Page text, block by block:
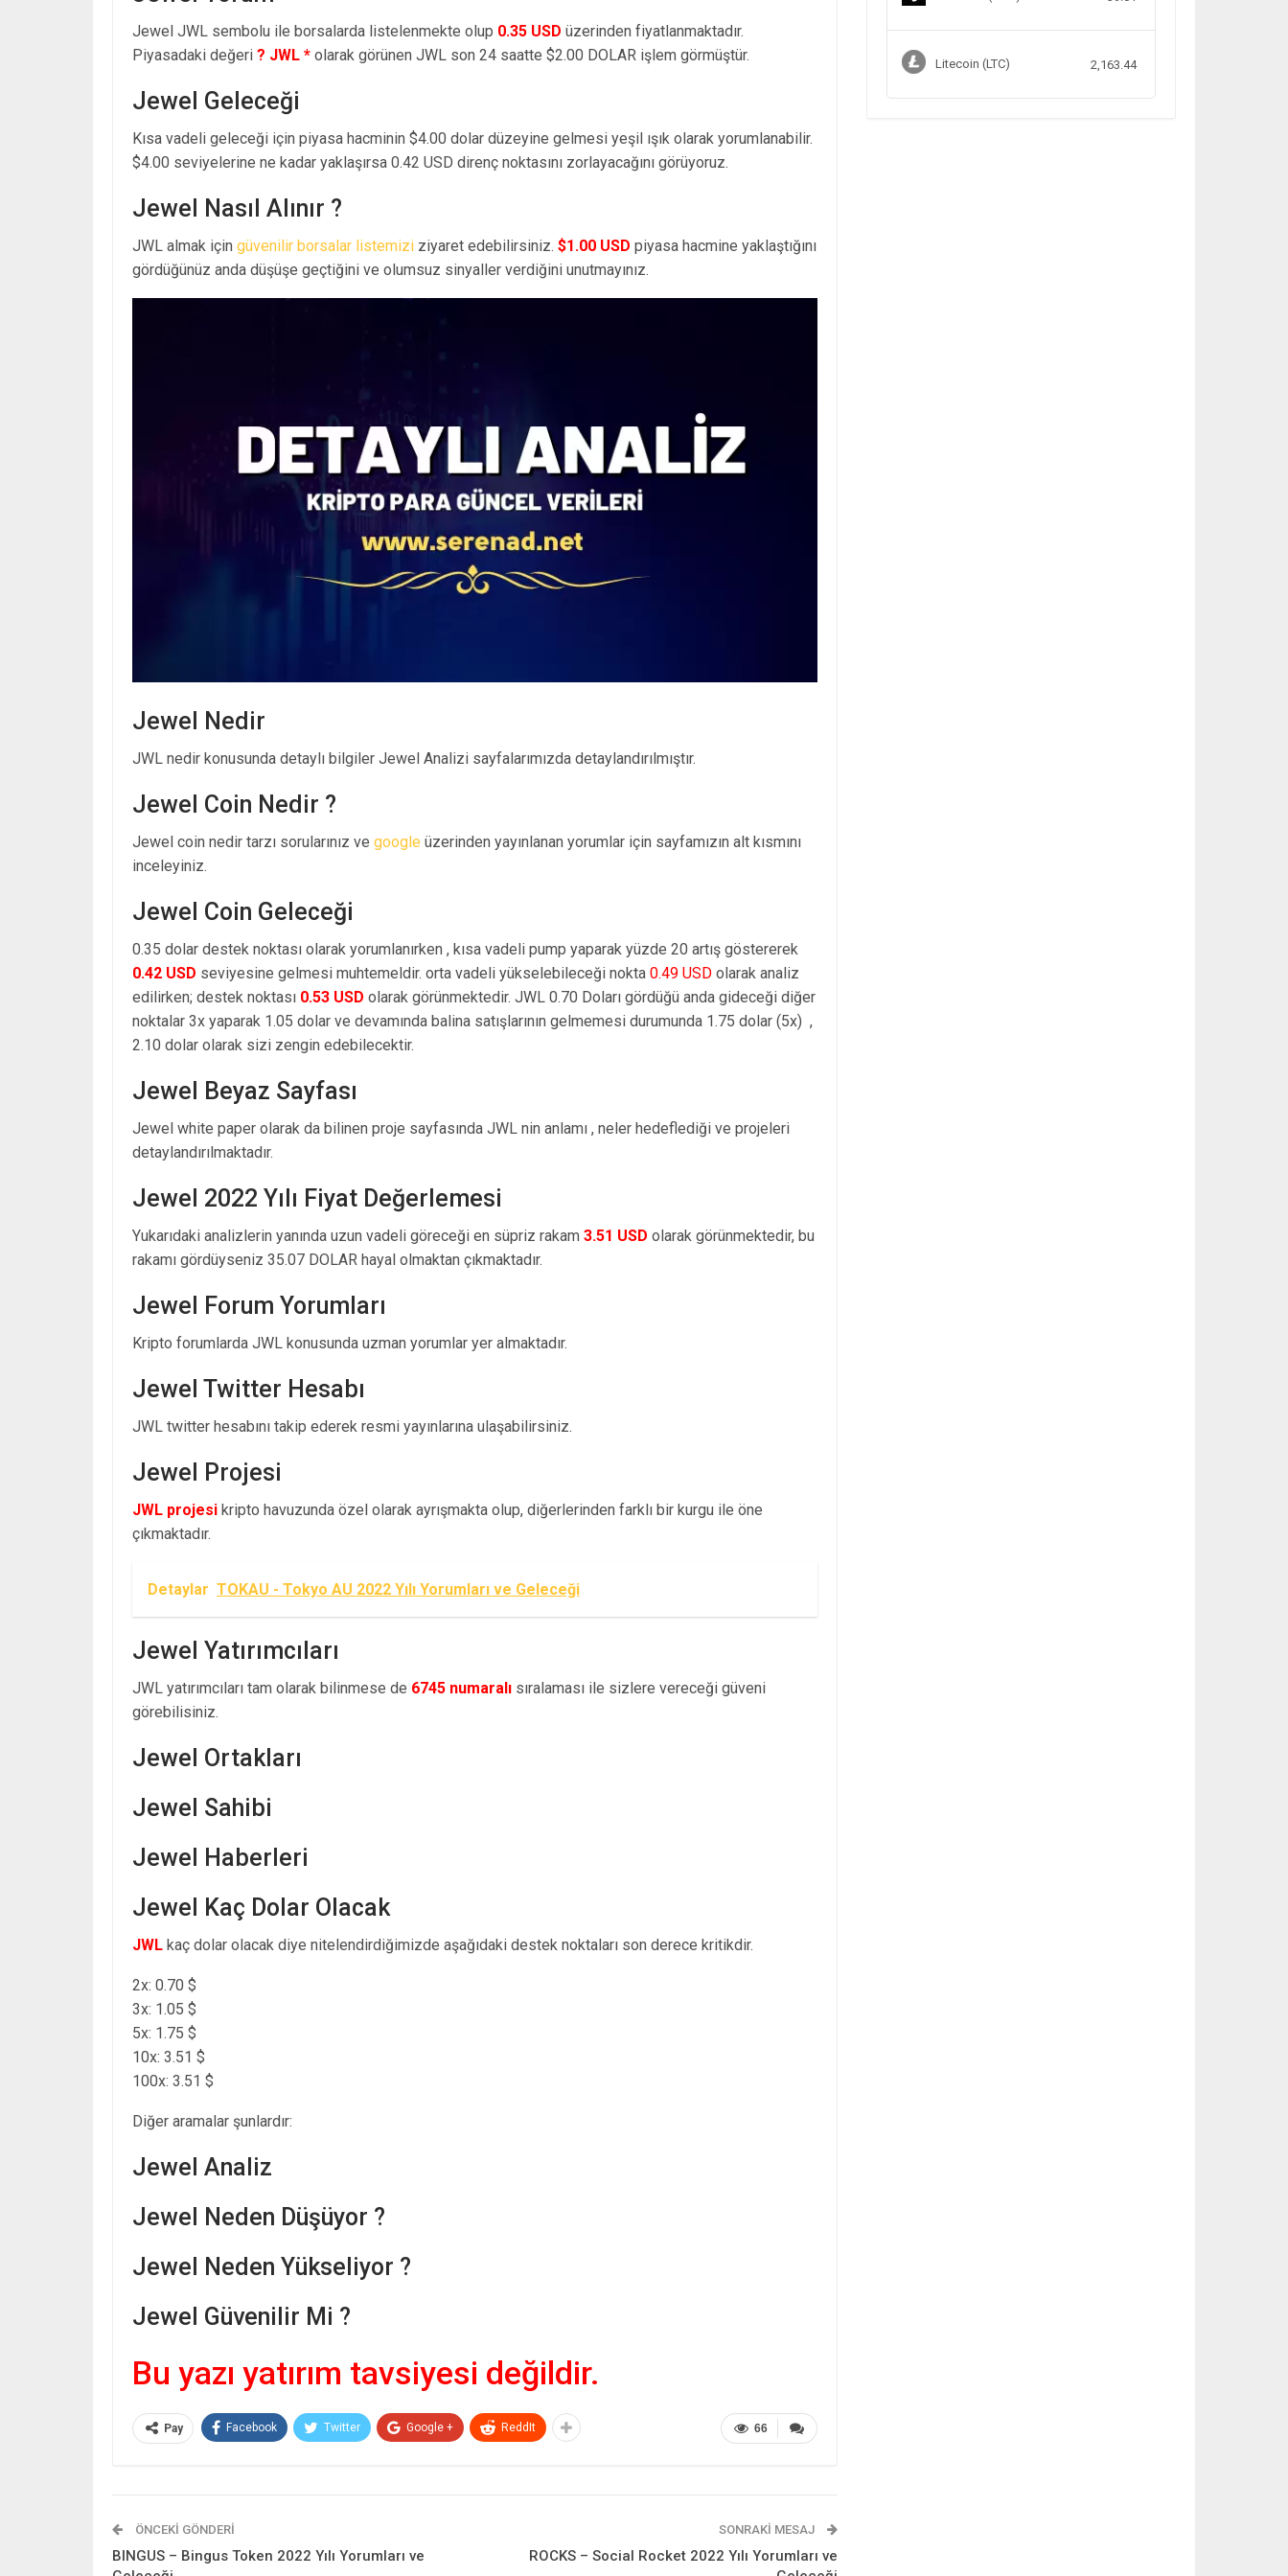
Jewel JWL sembolu ile borsalarda listelenmekte olup 0.35 USD üzerinden fiyatlanmaktadır.
Piyasadaki değeri ? JWL * olarak görünen JWL son 24 saatte $2.00 DOLAR işlem görmüştür.
Jewel Geleceği
Kısa vadeli geleceği için piyasa hacminin $4.00 dolar düzeyine gelmesi yeşil ışık olarak yorumlanabilir.
$4.00 seviyelerine ne kadar yaklaşırsa 0.42 USD direnç noktasını zorlayacağını görüyoruz.
Jewel Nasıl Alınır ?
JWL almak için güvenilir borsalar listemizi ziyaret edebilirsiniz. $1.00 USD piyasa hacmine yaklaştığını
gördüğünüz anda düşüşe geçtiğini ve olumsuz sinyaller verdiğini unutmayınız.
Jewel Nedir
JWL nedir konusunda detaylı bilgiler Jewel Analizi sayfalarımızda detaylandırılmıştır.
Jewel Coin Nedir ?
Jewel coin nedir tarzı sorularınız ve google üzerinden yayınlanan yorumlar için sayfamızın alt kısmını
inceleyiniz.
Jewel Coin Geleceği
0.35 dolar destek noktası olarak yorumlanırken , kısa vadeli pump yaparak yüzde 20 artış göstererek
0.42 USD seviyesine gelmesi muhtemeldir. orta vadeli yükselebileceği nokta 0.49 USD olarak analiz
edilirken; destek noktası 0.53 USD olarak görünmektedir. JWL 0.70 Doları gördüğü anda gideceği diğer
noktalar 3x yaparak 1.05 dolar ve devamında balina satışlarının gelmemesi durumunda 1.75 dolar (5x) ,
2.10 dolar olarak sizi zengin edebilecektir.
Jewel Beyaz Sayfası
Jewel white paper olarak da bilinen proje sayfasında JWL nin anlamı , neler hedeflediği ve projeleri
detaylandırılmaktadır.
Jewel 2022 Yılı Fiyat Değerlemesi
Yukarıdaki analizlerin yanında uzun vadeli göreceği en süpriz rakam 3.51 USD olarak görünmektedir, bu
rakamı gördüyseniz 35.07 DOLAR hayal olmaktan çıkmaktadır.
Jewel Forum Yorumları
Kripto forumlarda JWL konusunda uzman yorumlar yer almaktadır.
Jewel Twitter Hesabı
JWL twitter hesabını takip ederek resmi yayınlarına ulaşabilirsiniz.
Jewel Projesi
JWL projesi kripto havuzunda özel olarak ayrışmakta olup, diğerlerinden farklı bir kurgu ile öne
çıkmaktadır.
Detaylar TOKAU - Tokyo AU 2022 Yılı Yorumları ve Geleceği
Jewel Yatırımcıları
JWL yatırımcıları tam olarak bilinmese de 6745 numaralı sıralaması ile sizlere vereceği güveni
görebilisiniz.
Jewel Ortakları
Jewel Sahibi
Jewel Haberleri
Jewel Kaç Dolar Olacak
JWL kaç dolar olacak diye nitelendirdiğimizde aşağıdaki destek noktaları son derece kritikdir.
2x: 0.70 $
3x: 1.05 $
5x: 1.75 $
10x: 3.51 $
100x: 3.51 $
Diğer aramalar şunlardır:
Jewel Analiz
Jewel Neden Düşüyor ?
Jewel Neden Yükseliyor ?
Jewel Güvenilir Mi ?
Bu yazı yatırım tavsiyesi değildir.
66
Pay Facebook Twitter Google + ReddIt
ÖNCEKI GÖNDERI
BINGUS – Bingus Token 2022 Yılı Yorumları ve
SONRAKI MESAJ
ROCKS – Social Rocket 2022 Yılı Yorumları ve
Litecoin (LTC) 2,163.44